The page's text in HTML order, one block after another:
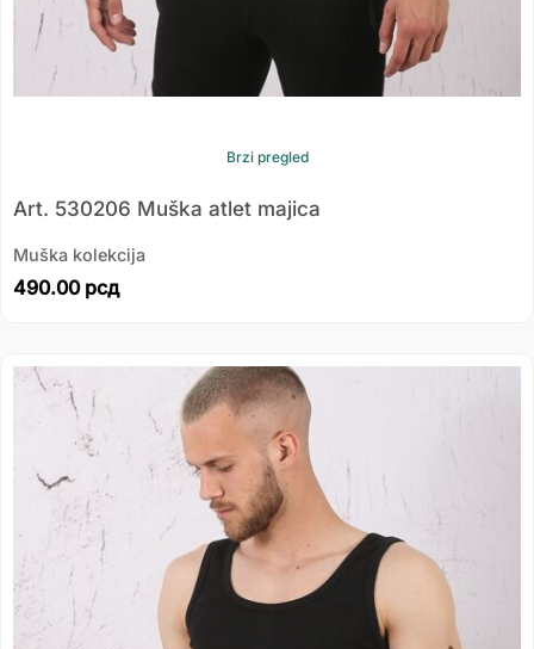
Brzi pregled
Art. 530206 Muška atlet majica
Muška kolekcija
490.00 рсд